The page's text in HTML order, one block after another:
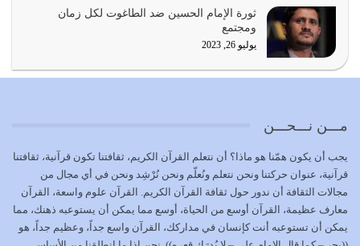
يشاء ويذل من يشاء
يوليو 21, 2026
{إِنَّ الدِّينَ عِنْدَ اللَّهِ الْإسْلامُ} الدين الذي شرعه الله للناس في
تتحقق الحقوق للجميع
يوليو 18, 2026
بعض صفات المتقين {الصَّابِرِينَ وَالصَّادِقِينَ وَالْقَانِتِينَ
وَالْمُنْفِقِينَ…
ثورة الإمام الحسين ضد الطاغوت لكل زمان
ومجتمع
يوليو 26, 2023
مـــن نـــحـــن
يجب أن يكون همّنا هو ماذا؟ أن نتعلم القرآن الكريم، ثقافتنا تكون قرآنية، ثقافتنا
قرآنية، عنوان حركتنا ونحن نتعلم ونُعلّم ونحن نُرْشِد ونحن في أي مجال من
مجالات الثقافة أن ندور حول ثقافة القرآن الكريم. القرآن علوم واسعة، القرآن
معارف عظيمة، القرآن أوسع من الحياة، أوسع مما يمكن أن يستوعبه ذهنك، مما
يمكن أن تستوعبه أنت كإنسان في مداركك، القرآن واسع جداً، وعظيم جداً، هو